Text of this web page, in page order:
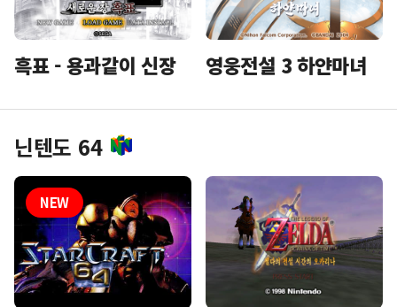
흑표 - 용과같이 신장 영웅전설 3 하얀마녀
닌텐도 64